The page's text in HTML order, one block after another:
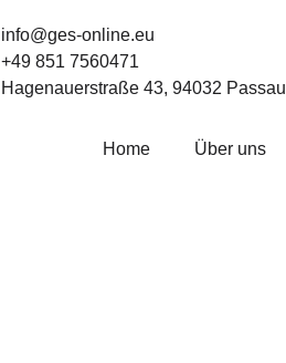
info@ges-online.eu
+49 851 7560471
Hagenauerstraße 43, 94032 Passau
Home Über uns